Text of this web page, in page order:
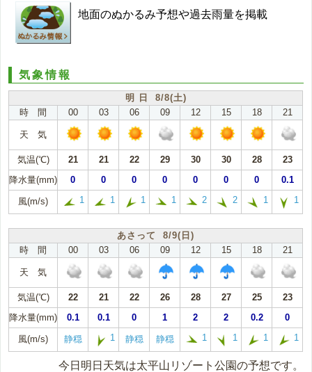
地面のぬかるみ予想や過去雨量を掲載
気象情報
明 日 8/8(土)
時 間
00 03 06 09 12 15 18 21
天 気
気温(℃) 21 21 22 29 30 30 28
23
降水量(mm)
0 0 0 0 0 0 0 0.1
風(m/s) 1 1 1 1 2 2 1 1
あさって 8/9(日)
時 間
00 03 06 09 12 15 18 21
天 気
気温(℃) 22 21 22 26 28 27 25
23
降水量(mm)
0.1 0.1 0 1 2 2 0.2 0
風(m/s) 静穏 1 静穏 静穏 1 1 1 1
今日明日天気は太平山リゾート公園の予想です。